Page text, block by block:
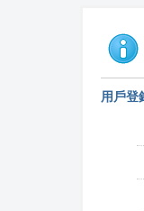
用戶登